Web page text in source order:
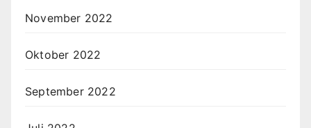
November 2022
Oktober 2022
September 2022